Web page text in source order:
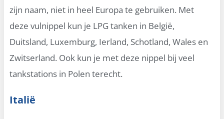
zijn naam, niet in heel Europa te gebruiken. Met
deze vulnippel kun je LPG tanken in België,
Duitsland, Luxemburg, Ierland, Schotland, Wales en
Zwitserland. Ook kun je met deze nippel bij veel
tankstations in Polen terecht.
Italië